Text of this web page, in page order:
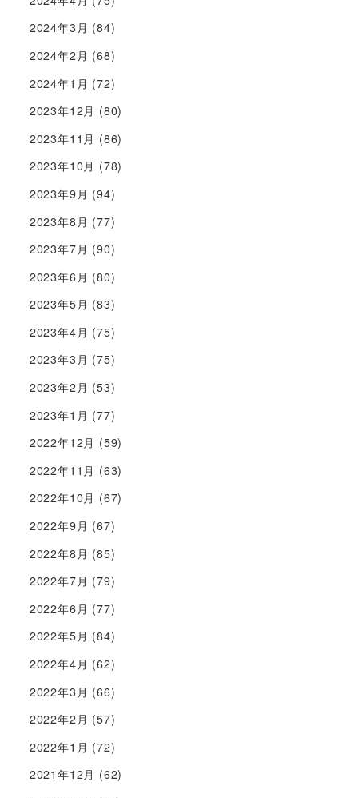
2024年3月 (84)
2024年2月 (68)
2024年1月 (72)
2023年12月 (80)
2023年11月 (86)
2023年10月 (78)
2023年9月 (94)
2023年8月 (77)
2023年7月 (90)
2023年6月 (80)
2023年5月 (83)
2023年4月 (75)
2023年3月 (75)
2023年2月 (53)
2023年1月 (77)
2022年12月 (59)
2022年11月 (63)
2022年10月 (67)
2022年9月 (67)
2022年8月 (85)
2022年7月 (79)
2022年6月 (77)
2022年5月 (84)
2022年4月 (62)
2022年3月 (66)
2022年2月 (57)
2022年1月 (72)
2021年12月 (62)